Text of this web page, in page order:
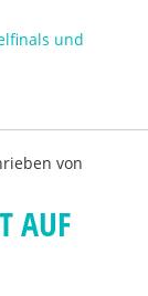
und
von
AUF